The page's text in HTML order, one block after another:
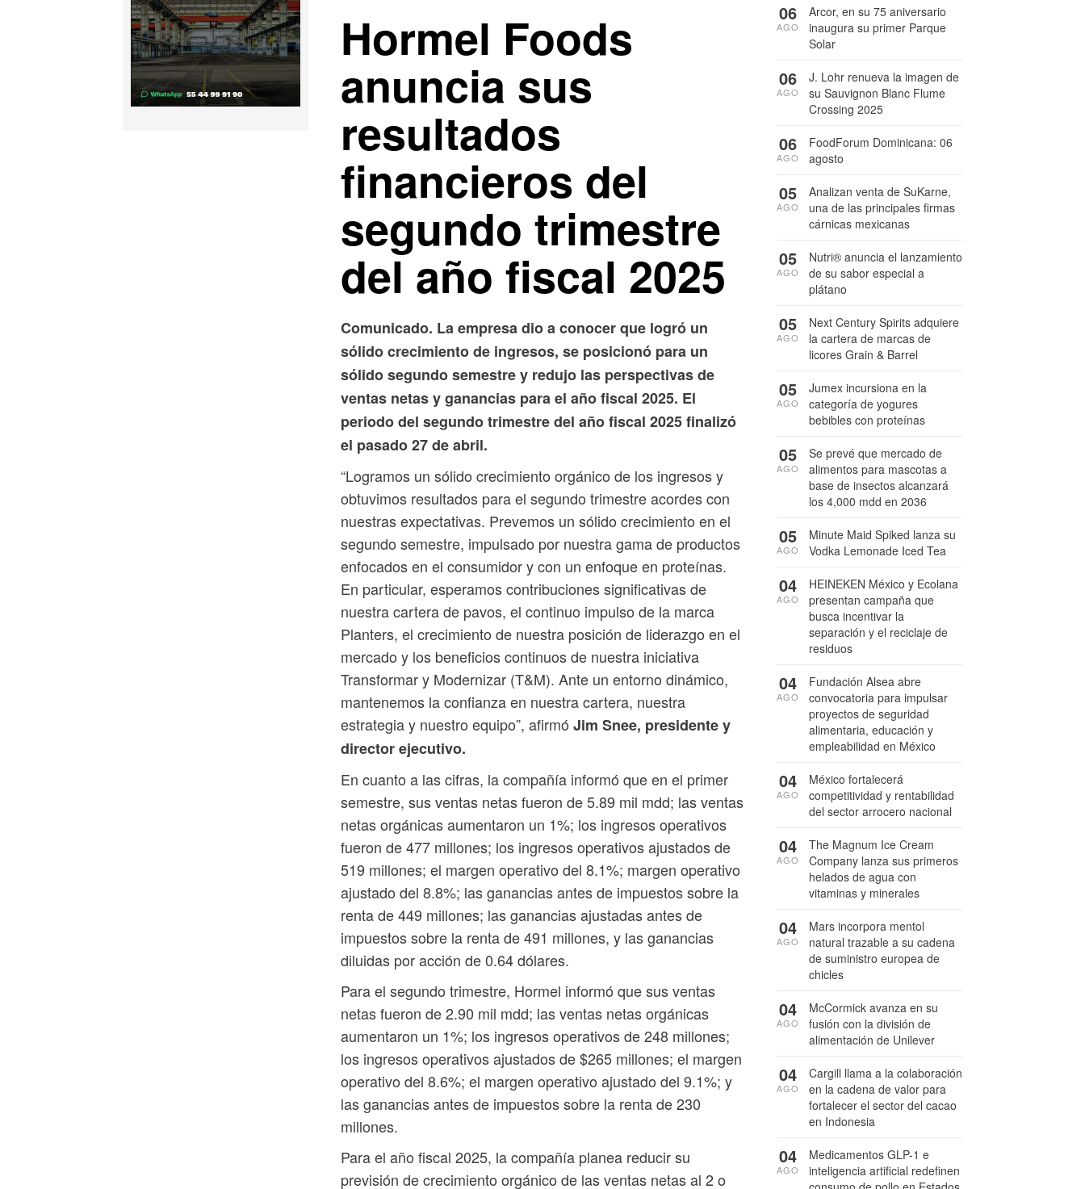
Hormel Foods
anuncia sus
resultados
financieros del
segundo trimestre
del año fiscal 2025
Comunicado. La empresa dio a conocer que logró un
sólido crecimiento de ingresos, se posicionó para un
sólido segundo semestre y redujo las perspectivas de
ventas netas y ganancias para el año fiscal 2025. El
periodo del segundo trimestre del año fiscal 2025 finalizó
el pasado 27 de abril.
“Logramos un sólido crecimiento orgánico de los ingresos y
obtuvimos resultados para el segundo trimestre acordes con
nuestras expectativas. Prevemos un sólido crecimiento en el
segundo semestre, impulsado por nuestra gama de productos
enfocados en el consumidor y con un enfoque en proteínas.
En particular, esperamos contribuciones significativas de
nuestra cartera de pavos, el continuo impulso de la marca
Planters, el crecimiento de nuestra posición de liderazgo en el
mercado y los beneficios continuos de nuestra iniciativa
Transformar y Modernizar (T&M). Ante un entorno dinámico,
mantenemos la confianza en nuestra cartera, nuestra
estrategia y nuestro equipo”, afirmó Jim Snee, presidente y
director ejecutivo.
En cuanto a las cifras, la compañía informó que en el primer
semestre, sus ventas netas fueron de 5.89 mil mdd; las ventas
netas orgánicas aumentaron un 1%; los ingresos operativos
fueron de 477 millones; los ingresos operativos ajustados de
519 millones; el margen operativo del 8.1%; margen operativo
ajustado del 8.8%; las ganancias antes de impuestos sobre la
renta de 449 millones; las ganancias ajustadas antes de
impuestos sobre la renta de 491 millones, y las ganancias
diluidas por acción de 0.64 dólares.
Para el segundo trimestre, Hormel informó que sus ventas
netas fueron de 2.90 mil mdd; las ventas netas orgánicas
aumentaron un 1%; los ingresos operativos de 248 millones;
los ingresos operativos ajustados de $265 millones; el margen
operativo del 8.6%; el margen operativo ajustado del 9.1%; y
las ganancias antes de impuestos sobre la renta de 230
millones.
Para el año fiscal 2025, la compañía planea reducir su
previsión de crecimiento orgánico de las ventas netas al 2 o
Arcor, en su 75 aniversario
inaugura su primer Parque
Solar
06
AGO
J. Lohr renueva la imagen de
su Sauvignon Blanc Flume
Crossing 2025
06
AGO
FoodForum Dominicana: 06
agosto
06
AGO
Analizan venta de SuKarne,
una de las principales firmas
cárnicas mexicanas
05
AGO
Nutri® anuncia el lanzamiento
de su sabor especial a
plátano
05
AGO
Next Century Spirits adquiere
la cartera de marcas de
licores Grain & Barrel
05
AGO
Jumex incursiona en la
categoría de yogures
bebibles con proteínas
05
AGO
Se prevé que mercado de
alimentos para mascotas a
base de insectos alcanzará
los 4,000 mdd en 2036
05
AGO
Minute Maid Spiked lanza su
Vodka Lemonade Iced Tea
05
AGO
HEINEKEN México y Ecolana
presentan campaña que
busca incentivar la
separación y el reciclaje de
residuos
04
AGO
Fundación Alsea abre
convocatoria para impulsar
proyectos de seguridad
alimentaria, educación y
empleabilidad en México
04
AGO
México fortalecerá
competitividad y rentabilidad
del sector arrocero nacional
04
AGO
The Magnum Ice Cream
Company lanza sus primeros
helados de agua con
vitaminas y minerales
04
AGO
Mars incorpora mentol
natural trazable a su cadena
de suministro europea de
chicles
04
AGO
McCormick avanza en su
fusión con la división de
alimentación de Unilever
04
AGO
Cargill llama a la colaboración
en la cadena de valor para
fortalecer el sector del cacao
en Indonesia
04
AGO
Medicamentos GLP-1 e
inteligencia artificial redefinen
04
AGO